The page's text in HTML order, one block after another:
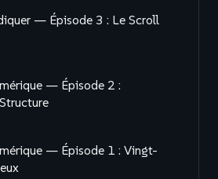
— Épisode 3 : Le Scroll
— Épisode 2 :
— Épisode 1 : Vingt-